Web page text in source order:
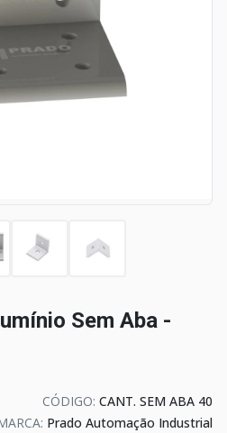
Sem Aba -
CÓDIGO: CANT. SEM ABA 40
Prado Automação Industrial